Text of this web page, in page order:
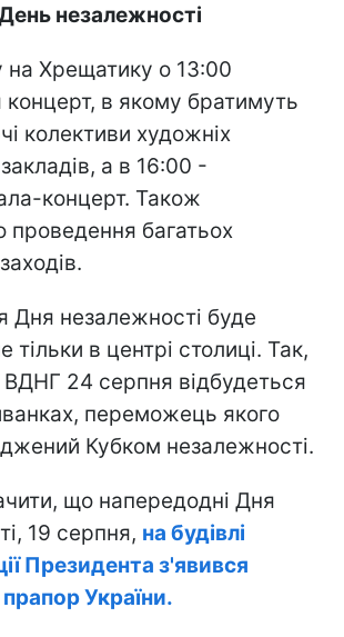
незалежності
на Хрещатику о 13:00
концерт, в якому братимуть
колективи художніх
а в 16:00 -
концерт. Також
проведення багатьох
Дня незалежності буде
тільки в центрі столиці. Так,
ВДНГ 24 серпня відбудеться
переможець якого
Кубком незалежності.
що напередодні Дня
19 серпня, на будівлі
Президента з'явився
України.